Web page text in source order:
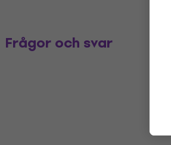
Frågor och svar